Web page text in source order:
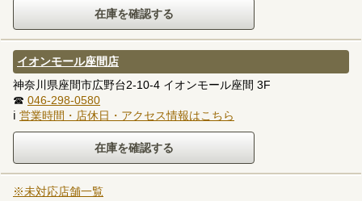
イオンモール座間店
神奈川県座間市広野台2-10-4 イオンモール座間 3F
☎ 046-298-0580
ℹ 営業時間・店休日・アクセス情報はこちら
※未対応店舗一覧